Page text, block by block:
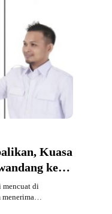
Kuasa
ke
mencuat di
menerima…